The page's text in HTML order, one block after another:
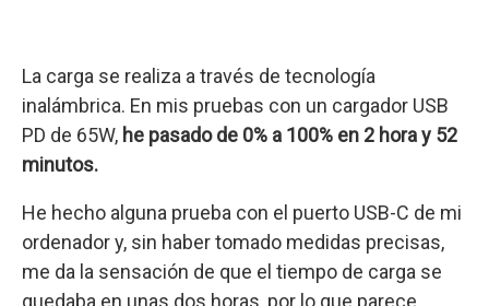
La carga se realiza a través de tecnología
inalámbrica. En mis pruebas con un cargador USB
PD de 65W, he pasado de 0% a 100% en 2 hora y 52
minutos.
He hecho alguna prueba con el puerto USB-C de mi
ordenador y, sin haber tomado medidas precisas,
me da la sensación de que el tiempo de carga se
quedaba en unas dos horas, por lo que parece